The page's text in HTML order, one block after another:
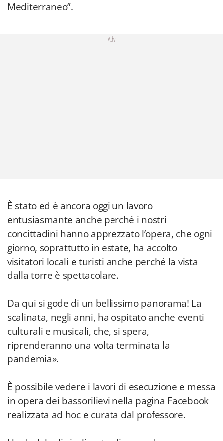
Mediterraneo”.
Adv
È stato ed è ancora oggi un lavoro
entusiasmante anche perché i nostri
concittadini hanno apprezzato l’opera, che ogni
giorno, soprattutto in estate, ha accolto
visitatori locali e turisti anche perché la vista
dalla torre è spettacolare.
Da qui si gode di un bellissimo panorama! La
scalinata, negli anni, ha ospitato anche eventi
culturali e musicali, che, si spera,
riprenderanno una volta terminata la
pandemia».
È possibile vedere i lavori di esecuzione e messa
in opera dei bassorilievi nella pagina Facebook
realizzata ad hoc e curata dal professore.